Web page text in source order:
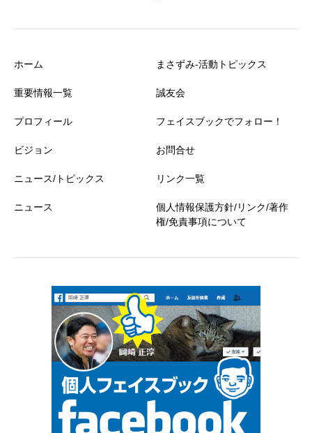
ホーム
重要情報一覧
プロフィール
ビジョン
ニュース/トピックス
ニュース
まさずみ-活動トピックス
誠友会
フェイスブックでフォロー！
お問合せ
リンク一覧
個人情報保護方針/リンク/著作
権/免責事項について